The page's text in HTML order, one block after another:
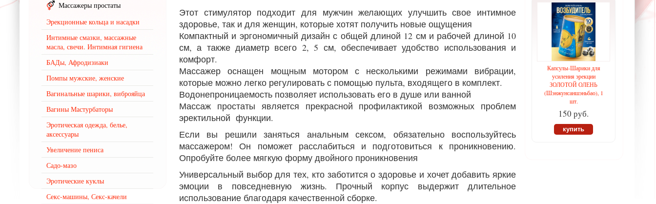
Этот стимулятор подходит для мужчин желающих улучшить свое интимное
здоровье, так и для женщин, которые хотят получить новые ощущения
Компактный и эргономичный дизайн с общей длиной 12 см и рабочей длиной 10
см, а также диаметр всего 2, 5 см, обеспечивает удобство использования и
комфорт.
Массажер оснащен мощным мотором с несколькими режимами вибрации,
которые можно легко регулировать с помощью пульта, входящего в комплект.
Водонепроницаемость позволяет использовать его в душе или ванной
Массаж простаты является прекрасной профилактикой возможных проблем
эректильной функции.
Если вы решили заняться анальным сексом, обязательно воспользуйтесь
массажером! Он поможет расслабиться и подготовиться к проникновению.
Опробуйте более мягкую форму двойного проникновения
Универсальный выбор для тех, кто заботится о здоровье и хочет добавить яркие
эмоции в повседневную жизнь. Прочный корпус выдержит длительное
использование благодаря качественной сборке.
Капсулы-Шарики для
усиления эрекции
ЗОЛОТОЙ ОЛЕНЬ
(Шэнжунсаншэньбао), 1
шт.
150 руб.
купить
Массажеры простаты
Эрекционные кольца и насадки
Интимные смазки, массажные
масла, свечи. Интимная гигиена
БАДы, Афродизиаки
Помпы мужские, женские
Вагинальные шарики, виброяйца
Вагины Мастурбаторы
Эротическая одежда, белье,
аксессуары
Увеличение пениса
Садо-мазо
Эротические куклы
Секс-машины, Секс-качели